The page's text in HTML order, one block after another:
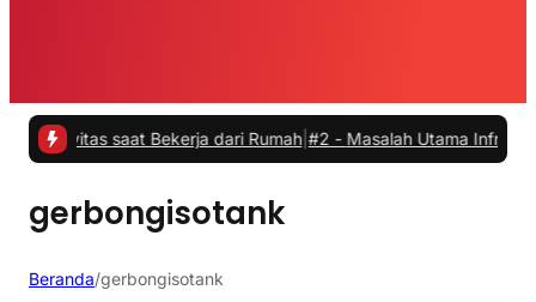
saat Bekerja dari Rumah|#2 -Masalah Utama Infrastruktur
gerbongisotank
Beranda/gerbongisotank